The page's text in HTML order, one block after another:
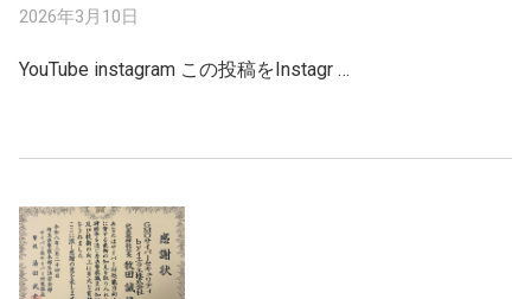
2026年3月10日
YouTube instagram この投稿をInstagr …